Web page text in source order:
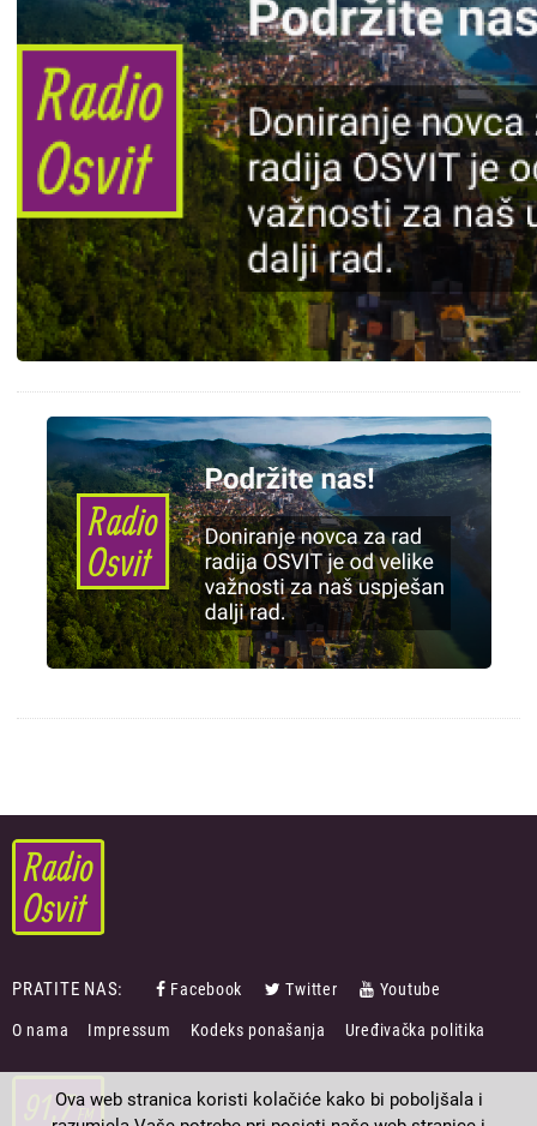
PRATITE NAS: Facebook Twitter Youtube
FOOTER
MENU
O nama Impressum Kodeks ponašanja Uređivačka politika
Ova web stranica koristi kolačiće kako bi poboljšala i